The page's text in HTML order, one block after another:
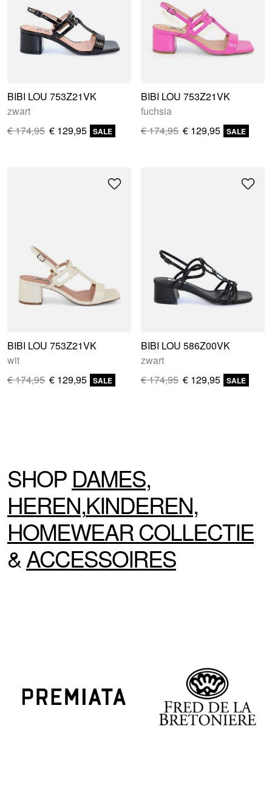
BIBI LOU 753Z21VK
zwart
€ 174,95 € 129,95 SALE
BIBI LOU 753Z21VK
fuchsia
€ 174,95 € 129,95 SALE
BIBI LOU 753Z21VK
wit
€ 174,95 € 129,95 SALE
BIBI LOU 586Z00VK
zwart
€ 174,95 € 129,95 SALE
SHOP DAMES,
HEREN,KINDEREN,
HOMEWEARCOLLECTIE
&ACCESSOIRES